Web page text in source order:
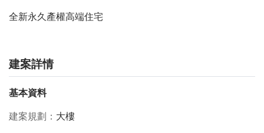
全新永久產權高端住宅
建案詳情
基本資料
建案規劃
大樓